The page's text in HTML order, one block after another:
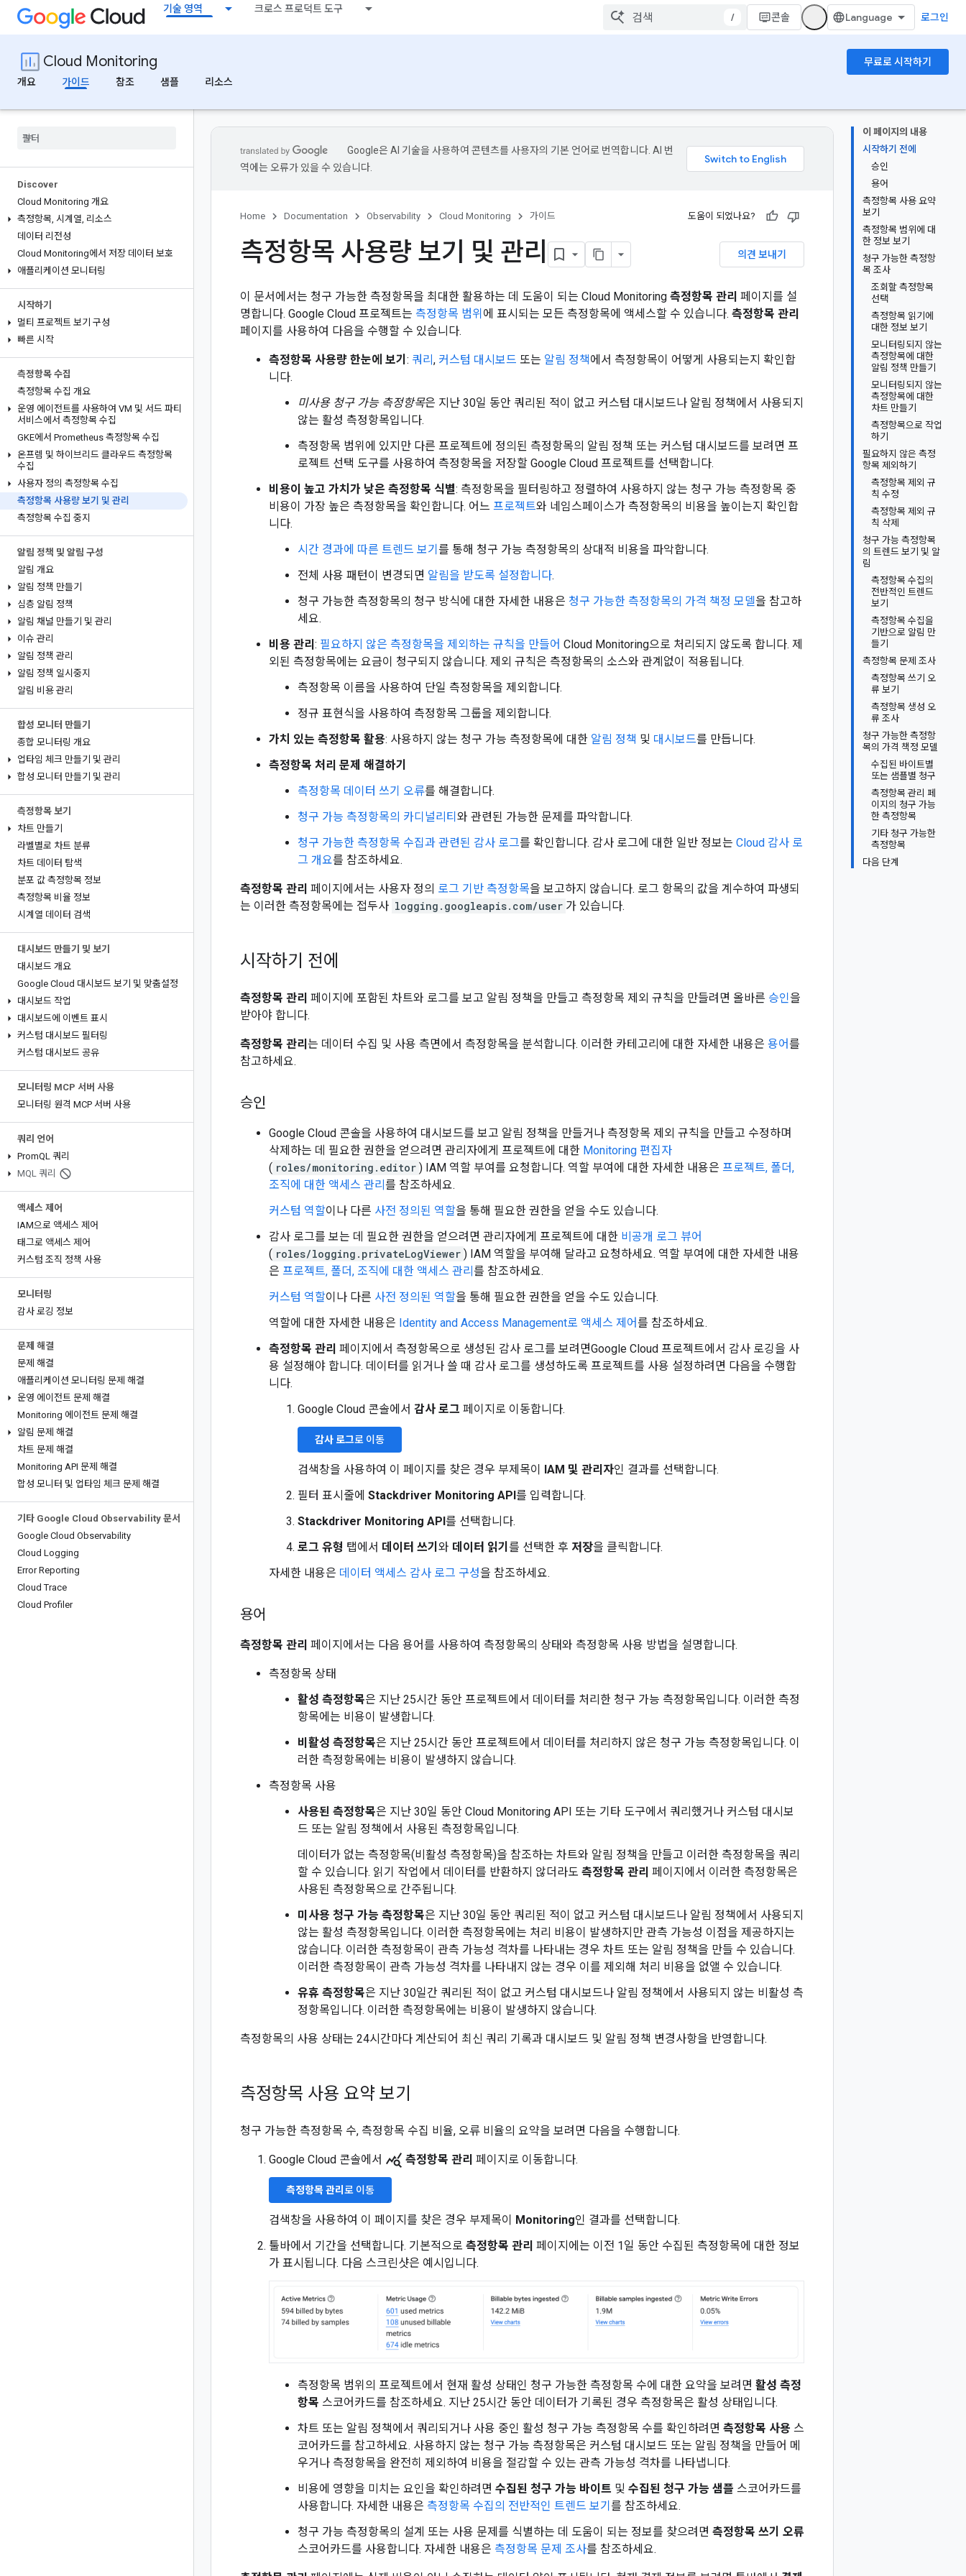
기술 영역 크로스 프로덕트 도구
/ 콘솔 로그인
Cloud Monitoring
무료로 시작하기
개요
가이드 참조 샘플 리소스
Discover
Cloud Monitoring 개요
측정항목, 시계열, 리소스
데이터 리전성
Cloud Monitoring에서 저장 데이터 보호
애플리케이션 모니터링
시작하기
멀티 프로젝트 보기 구성
빠른 시작
측정항목 수집
측정항목 수집 개요
운영 에이전트를 사용하여 VM 및 서드 파티
서비스에서 측정항목 수집
GKE에서 Prometheus 측정항목 수집
온프렘 및 하이브리드 클라우드 측정항목
수집
사용자 정의 측정항목 수집
측정항목 사용량 보기 및 관리
측정항목 수집 중지
알림 정책 및 알림 구성
알림 개요
알림 정책 만들기
심층 알림 정책
알림 채널 만들기 및 관리
이슈 관리
알림 정책 관리
알림 정책 일시중지
알림 비용 관리
합성 모니터 만들기
종합 모니터링 개요
업타임 체크 만들기 및 관리
합성 모니터 만들기 및 관리
측정항목 보기
차트 만들기
라벨별로 차트 분류
차트 데이터 탐색
분포 값 측정항목 정보
측정항목 비율 정보
시계열 데이터 검색
대시보드 만들기 및 보기
대시보드 개요
Google Cloud 대시보드 보기 및 맞춤설정
대시보드 작업
대시보드에 이벤트 표시
커스텀 대시보드 필터링
커스텀 대시보드 공유
모니터링 MCP 서버 사용
모니터링 원격 MCP 서버 사용
쿼리 언어
PromQL 쿼리
MQL 쿼리
액세스 제어
IAM으로 액세스 제어
태그로 액세스 제어
커스텀 조직 정책 사용
모니터링
감사 로깅 정보
문제 해결
문제 해결
애플리케이션 모니터링 문제 해결
운영 에이전트 문제 해결
Monitoring 에이전트 문제 해결
알림 문제 해결
차트 문제 해결
Monitoring API 문제 해결
합성 모니터 및 업타임 체크 문제 해결
기타 Google Cloud Observability 문서
Google Cloud Observability
Cloud Logging
Error Reporting
Cloud Trace
Cloud Profiler
이 페이지의 내용
시작하기 전에
승인
용어
측정항목 사용 요약
보기
측정항목 범위에 대
한 정보 보기
청구 가능한 측정항
목 조사
조회할 측정항목
선택
측정항목 읽기에
대한 정보 보기
모니터링되지 않는
측정항목에 대한
알림 정책 만들기
모니터링되지 않는
측정항목에 대한
차트 만들기
측정항목으로 작업
하기
필요하지 않은 측정
항목 제외하기
측정항목 제외 규
칙 수정
측정항목 제외 규
칙 삭제
청구 가능 측정항목
의 트렌드 보기 및 알
림
측정항목 수집의
전반적인 트렌드
보기
측정항목 수집을
기반으로 알림 만
들기
측정항목 문제 조사
측정항목 쓰기 오
류 보기
측정항목 생성 오
류 조사
청구 가능한 측정항
목의 가격 책정 모델
수집된 바이트별
또는 샘플별 청구
측정항목 관리 페
이지의 청구 가능
한 측정항목
기타 청구 가능한
측정항목
다음 단계
Google은 AI 기술을 사용하여 콘텐츠를 사용자의 기본 언어로 번역합니다. AI 번
역에는 오류가 있을 수 있습니다.
Home Documentation Observability Cloud Monitoring 가이드 도움이 되었나요?
의견 보내기
측정항목 사용량 보기 및 관리
이 문서에서는 청구 가능한 측정항목을 최대한 활용하는 데 도움이 되는 Cloud Monitoring 측정항목 관리 페이지를 설
명합니다. Google Cloud 프로젝트는 측정항목 범위 에 표시되는 모든 측정항목에 액세스할 수 있습니다. 측정항목 관리
페이지를 사용하여 다음을 수행할 수 있습니다.
측정항목 사용량 한눈에 보기 : 쿼리 , 커스텀 대시보드 또는 알림 정책 에서 측정항목이 어떻게 사용되는지 확인합
니다.
미사용 청구 가능 측정항목은 지난 30일 동안 쿼리된 적이 없고 커스텀 대시보드나 알림 정책에서 사용되지
않는 활성 측정항목입니다.
측정항목 범위에 있지만 다른 프로젝트에 정의된 측정항목의 알림 정책 또는 커스텀 대시보드를 보려면 프
로젝트 선택 도구를 사용하여 측정항목을 저장할 Google Cloud 프로젝트를 선택합니다.
비용이 높고 가치가 낮은 측정항목 식별: 측정항목을 필터링하고 정렬하여 사용하지 않는 청구 가능 측정항목 중
비용이 가장 높은 측정항목을 확인합니다. 어느 프로젝트와 네임스페이스가 측정항목의 비용을 높이는지 확인합
니다.
시간 경과에 따른 트렌드 보기 를 통해 청구 가능 측정항목의 상대적 비용을 파악합니다.
전체 사용 패턴이 변경되면 알림을 받도록 설정합니다.
청구 가능한 측정항목의 청구 방식에 대한 자세한 내용은 청구 가능한 측정항목의 가격 책정 모델을 참고하
세요.
비용 관리 : 필요하지 않은 측정항목을 제외하는 규칙을 만들어 Cloud Monitoring으로 처리되지 않도록 합니다. 제
외된 측정항목에는 요금이 청구되지 않습니다. 제외 규칙은 측정항목의 소스와 관계없이 적용됩니다.
측정항목 이름을 사용하여 단일 측정항목을 제외합니다.
정규 표현식을 사용하여 측정항목 그룹을 제외합니다.
가치 있는 측정항목 활용: 사용하지 않는 청구 가능 측정항목에 대한 알림 정책 및 대시보드를 만듭니다.
측정항목 처리 문제 해결하기
측정항목 데이터 쓰기 오류를 해결합니다.
청구 가능 측정항목의 카디널리티 와 관련된 가능한 문제를 파악합니다.
청구 가능한 측정항목 수집과 관련된 감사 로그를 확인합니다. 감사 로그에 대한 일반 정보는 Cloud 감사 로
그 개요를 참조하세요.
측정항목 관리 페이지에서는 사용자 정의 로그 기반 측정항목을 보고하지 않습니다. 로그 항목의 값을 계수하여 파생되
는 이러한 측정항목에는 접두사 logging.googleapis.com/user 가 있습니다.
시작하기 전에
측정항목 관리 페이지에 포함된 차트와 로그를 보고 알림 정책을 만들고 측정항목 제외 규칙을 만들려면 올바른 승인을
받아야 합니다.
측정항목 관리 는 데이터 수집 및 사용 측면에서 측정항목을 분석합니다. 이러한 카테고리에 대한 자세한 내용은 용어를
참고하세요.
승인
Google Cloud 콘솔을 사용하여 대시보드를 보고 알림 정책을 만들거나 측정항목 제외 규칙을 만들고 수정하며
삭제하는 데 필요한 권한을 얻으려면 관리자에게 프로젝트에 대한 Monitoring 편집자
( roles/monitoring.editor ) IAM 역할 부여를 요청합니다. 역할 부여에 대한 자세한 내용은 프로젝트, 폴더,
조직에 대한 액세스 관리 를 참조하세요.
커스텀 역할이나 다른 사전 정의된 역할을 통해 필요한 권한을 얻을 수도 있습니다.
감사 로그를 보는 데 필요한 권한을 얻으려면 관리자에게 프로젝트에 대한 비공개 로그 뷰어
( roles/logging.privateLogViewer ) IAM 역할을 부여해 달라고 요청하세요. 역할 부여에 대한 자세한 내용
은 프로젝트, 폴더, 조직에 대한 액세스 관리 를 참조하세요.
커스텀 역할이나 다른 사전 정의된 역할을 통해 필요한 권한을 얻을 수도 있습니다.
역할에 대한 자세한 내용은 Identity and Access Management로 액세스 제어를 참조하세요.
측정항목 관리 페이지에서 측정항목으로 생성된 감사 로그를 보려면Google Cloud 프로젝트에서 감사 로깅을 사
용 설정해야 합니다. 데이터를 읽거나 쓸 때 감사 로그를 생성하도록 프로젝트를 사용 설정하려면 다음을 수행합
니다.
Google Cloud 콘솔에서 감사 로그 페이지로 이동합니다.
감사 로그로 이동
검색창을 사용하여 이 페이지를 찾은 경우 부제목이 IAM 및 관리자인 결과를 선택합니다.
필터 표시줄에 Stackdriver Monitoring API를 입력합니다.
Stackdriver Monitoring API를 선택합니다.
로그 유형 탭에서 데이터 쓰기 와 데이터 읽기 를 선택한 후 저장을 클릭합니다.
자세한 내용은 데이터 액세스 감사 로그 구성을 참조하세요.
용어
측정항목 관리 페이지에서는 다음 용어를 사용하여 측정항목의 상태와 측정항목 사용 방법을 설명합니다.
측정항목 상태
활성 측정항목은 지난 25시간 동안 프로젝트에서 데이터를 처리한 청구 가능 측정항목입니다. 이러한 측정
항목에는 비용이 발생합니다.
비활성 측정항목은 지난 25시간 동안 프로젝트에서 데이터를 처리하지 않은 청구 가능 측정항목입니다. 이
러한 측정항목에는 비용이 발생하지 않습니다.
측정항목 사용
사용된 측정항목은 지난 30일 동안 Cloud Monitoring API 또는 기타 도구에서 쿼리했거나 커스텀 대시보
드 또는 알림 정책에서 사용된 측정항목입니다.
데이터가 없는 측정항목(비활성 측정항목)을 참조하는 차트와 알림 정책을 만들고 이러한 측정항목을 쿼리
할 수 있습니다. 읽기 작업에서 데이터를 반환하지 않더라도 측정항목 관리 페이지에서 이러한 측정항목은
사용된 측정항목으로 간주됩니다.
미사용 청구 가능 측정항목은 지난 30일 동안 쿼리된 적이 없고 커스텀 대시보드나 알림 정책에서 사용되지
않는 활성 측정항목입니다. 이러한 측정항목에는 처리 비용이 발생하지만 관측 가능성 이점을 제공하지는
않습니다. 이러한 측정항목이 관측 가능성 격차를 나타내는 경우 차트 또는 알림 정책을 만들 수 있습니다.
이러한 측정항목이 관측 가능성 격차를 나타내지 않는 경우 이를 제외해 처리 비용을 없앨 수 있습니다.
유휴 측정항목은 지난 30일간 쿼리된 적이 없고 커스텀 대시보드나 알림 정책에서 사용되지 않는 비활성 측
정항목입니다. 이러한 측정항목에는 비용이 발생하지 않습니다.
측정항목의 사용 상태는 24시간마다 계산되어 최신 쿼리 기록과 대시보드 및 알림 정책 변경사항을 반영합니다.
측정항목 사용 요약 보기
청구 가능한 측정항목 수, 측정항목 수집 비율, 오류 비율의 요약을 보려면 다음을 수행합니다.
Google Cloud 콘솔에서 query_stats 측정항목 관리 페이지로 이동합니다.
측정항목 관리 로 이동
검색창을 사용하여 이 페이지를 찾은 경우 부제목이 Monitoring인 결과를 선택합니다.
툴바에서 기간을 선택합니다. 기본적으로 측정항목 관리 페이지에는 이전 1일 동안 수집된 측정항목에 대한 정보
가 표시됩니다. 다음 스크린샷은 예시입니다.
측정항목 범위의 프로젝트에서 현재 활성 상태인 청구 가능한 측정항목 수에 대한 요약을 보려면 활성 측정
항목 스코어카드를 참조하세요. 지난 25시간 동안 데이터가 기록된 경우 측정항목은 활성 상태입니다.
차트 또는 알림 정책에서 쿼리되거나 사용 중인 활성 청구 가능 측정항목 수를 확인하려면 측정항목 사용 스
코어카드를 참고하세요. 사용하지 않는 청구 가능 측정항목은 커스텀 대시보드 또는 알림 정책을 만들어 메
우거나 측정항목을 완전히 제외하여 비용을 절감할 수 있는 관측 가능성 격차를 나타냅니다.
비용에 영향을 미치는 요인을 확인하려면 수집된 청구 가능 바이트 및 수집된 청구 가능 샘플 스코어카드를
사용합니다. 자세한 내용은 측정항목 수집의 전반적인 트렌드 보기 를 참조하세요.
청구 가능 측정항목의 설계 또는 사용 문제를 식별하는 데 도움이 되는 정보를 찾으려면 측정항목 쓰기 오류
스코어카드를 사용합니다. 자세한 내용은 측정항목 문제 조사를 참조하세요.